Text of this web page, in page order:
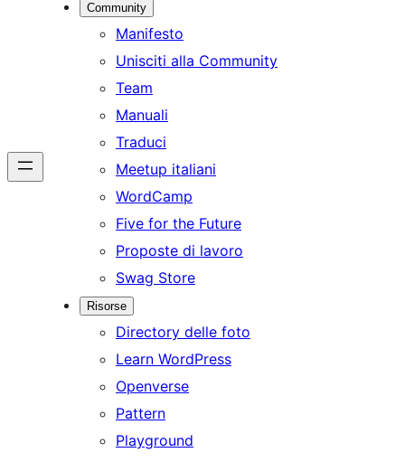
Community
Manifesto
Unisciti alla Community
Team
Manuali
Traduci
Meetup italiani
WordCamp
Five for the Future
Proposte di lavoro
Swag Store
Risorse
Directory delle foto
Learn WordPress
Openverse
Pattern
Playground